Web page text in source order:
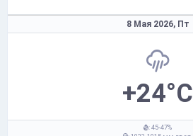
8 Мая 2026, Пт
+24°C
: 45-47%